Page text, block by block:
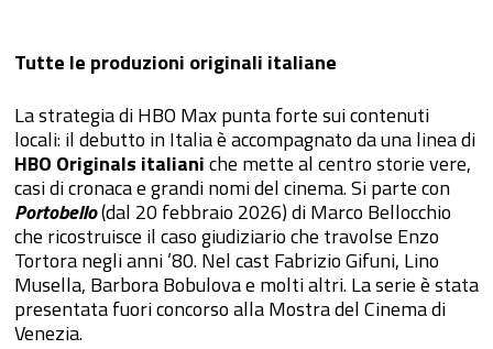
Tutte le produzioni originali italiane
La strategia di HBO Max punta forte sui contenuti
locali: il debutto in Italia è accompagnato da una linea di
HBO Originals italianiche mette al centro storie vere,
casi di cronaca e grandi nomi del cinema. Si parte con
Portobello(dal 20 febbraio 2026) di Marco Bellocchio
che ricostruisce il caso giudiziario che travolse Enzo
Tortora negli anni ’80. Nel cast Fabrizio Gifuni, Lino
Musella, Barbora Bobulova e molti altri. La serie è stata
presentata fuori concorso alla Mostra del Cinema di
Venezia.